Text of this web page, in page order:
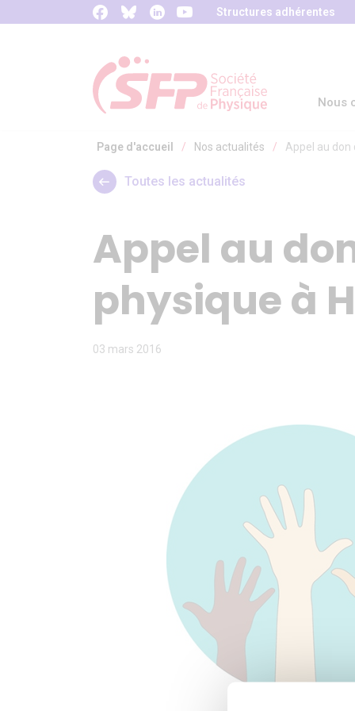
Panneau de gestion des cookies Structures adhérentes
Nous
Page d'accueil / Nos actualités / Appel au don
Toutes les actualités
Appel au
physique à
03 mars 2016